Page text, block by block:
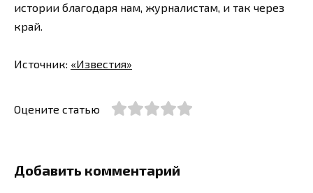
истории благодаря нам, журналистам, и так через
край.
Источник: «Известия»
Оцените статью
Добавить комментарий